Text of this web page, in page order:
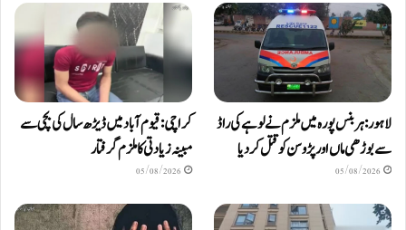
لاہور: ہربنس پورہ میں ملزم نے لوہے کی راڈ
سے بوڑھی ماں اور پڑوسن کو قتل کر دیا
05/08/2026
کراچی: قیوم آباد میں ڈیڑھ سال کی بچی سے
مبینہ زیادتی کا ملزم گرفتار
05/08/2026